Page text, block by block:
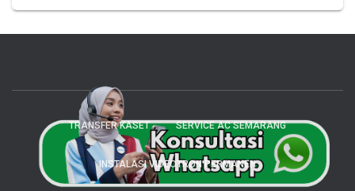
TRANSFER KASET SERVICE AC SEMARANG
INSTALASI VIDEOTRON PERMANEN